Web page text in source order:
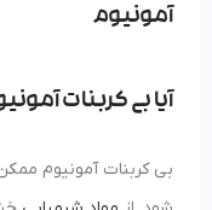
آمونیوم
آیا بی کربنات
بی کربنات آمونیوم